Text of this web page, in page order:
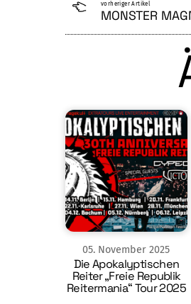
vorheriger Artikel
MONSTER
05. November 2025
Die Apokalyptischen
Reiter „Freie Republik
Reitermania“ Tour 2025